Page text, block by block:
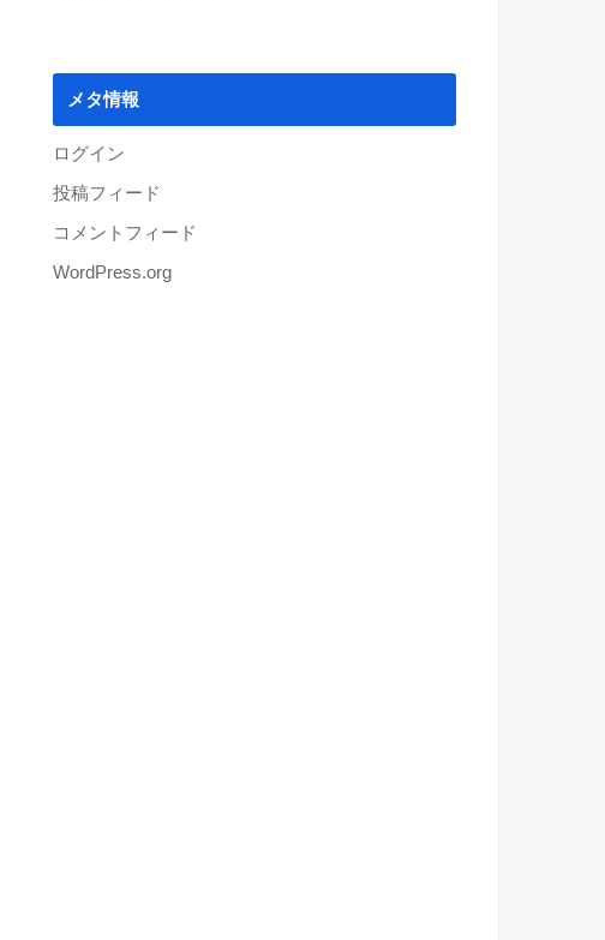
メタ情報
ログイン
投稿フィード
コメントフィード
WordPress.org